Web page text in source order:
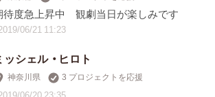
待度急上昇中 観劇当日が楽しみです
06/21 11:23
ッシェル ・ヒロト
神奈川県 3 プロジェクトを応援